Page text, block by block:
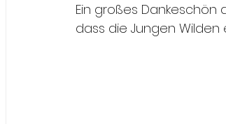
Ein großes
dass die Jungen